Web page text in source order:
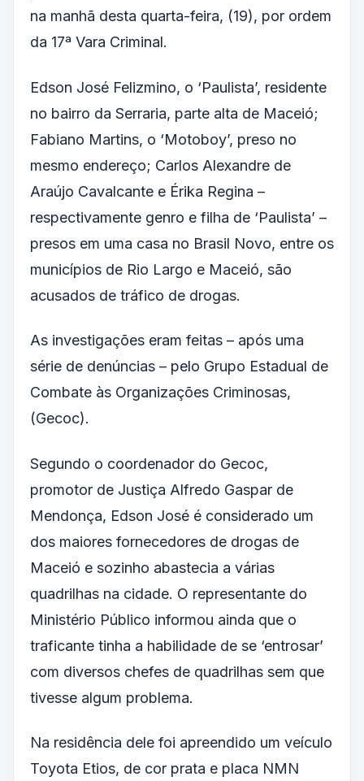
na manhã desta quarta-feira, (19), por ordem
da 17ª Vara Criminal.
Edson José Felizmino, o ‘Paulista’, residente
no bairro da Serraria, parte alta de Maceió;
Fabiano Martins, o ‘Motoboy’, preso no
mesmo endereço; Carlos Alexandre de
Araújo Cavalcante e Érika Regina –
respectivamente genro e filha de ‘Paulista’ –
presos em uma casa no Brasil Novo, entre os
municípios de Rio Largo e Maceió, são
acusados de tráfico de drogas.
As investigações eram feitas – após uma
série de denúncias – pelo Grupo Estadual de
Combate às Organizações Criminosas,
(Gecoc).
Segundo o coordenador do Gecoc,
promotor de Justiça Alfredo Gaspar de
Mendonça, Edson José é considerado um
dos maiores fornecedores de drogas de
Maceió e sozinho abastecia a várias
quadrilhas na cidade. O representante do
Ministério Público informou ainda que o
traficante tinha a habilidade de se ‘entrosar’
com diversos chefes de quadrilhas sem que
tivesse algum problema.
Na residência dele foi apreendido um veículo
Toyota Etios, de cor prata e placa NMN